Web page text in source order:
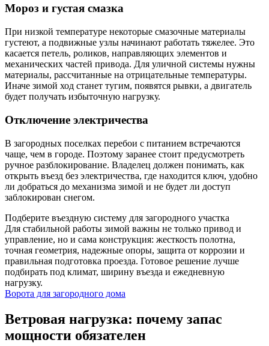
Мороз и густая смазка
При низкой температуре некоторые смазочные материалы
густеют, а подвижные узлы начинают работать тяжелее. Это
касается петель, роликов, направляющих элементов и
механических частей привода. Для уличной системы нужны
материалы, рассчитанные на отрицательные температуры.
Иначе зимой ход станет тугим, появятся рывки, а двигатель
будет получать избыточную нагрузку.
Отключение электричества
В загородных поселках перебои с питанием встречаются
чаще, чем в городе. Поэтому заранее стоит предусмотреть
ручное разблокирование. Владелец должен понимать, как
открыть въезд без электричества, где находится ключ, удобно
ли добраться до механизма зимой и не будет ли доступ
заблокирован снегом.
Подберите въездную систему для загородного участка
Для стабильной работы зимой важны не только привод и
управление, но и сама конструкция: жесткость полотна,
точная геометрия, надежные опоры, защита от коррозии и
правильная подготовка проезда. Готовое решение лучше
подбирать под климат, ширину въезда и ежедневную
нагрузку.
Ворота для загородного дома
Ветровая нагрузка: почему запас
мощности обязателен